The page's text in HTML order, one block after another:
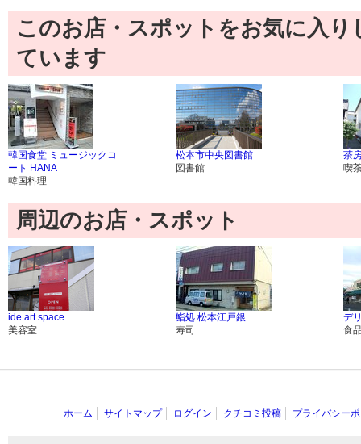
このお店・スポットをお気に入
ています
韓国食堂 ミュージックコ
ート HANA
韓国料理
松本市中央図書館
図書館
茶
喫
周辺のお店・スポット
ide art space
美容室
鮨処 松本江戸銀
寿司
デ
食
ホーム サイトマップ ログイン クチコミ投稿 プライバシー